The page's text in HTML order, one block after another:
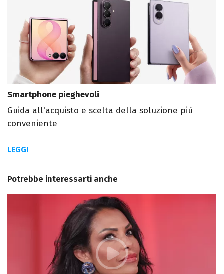
Smartphone pieghevoli
Guida all'acquisto e scelta della soluzione più
conveniente
LEGGI
Potrebbe interessarti anche